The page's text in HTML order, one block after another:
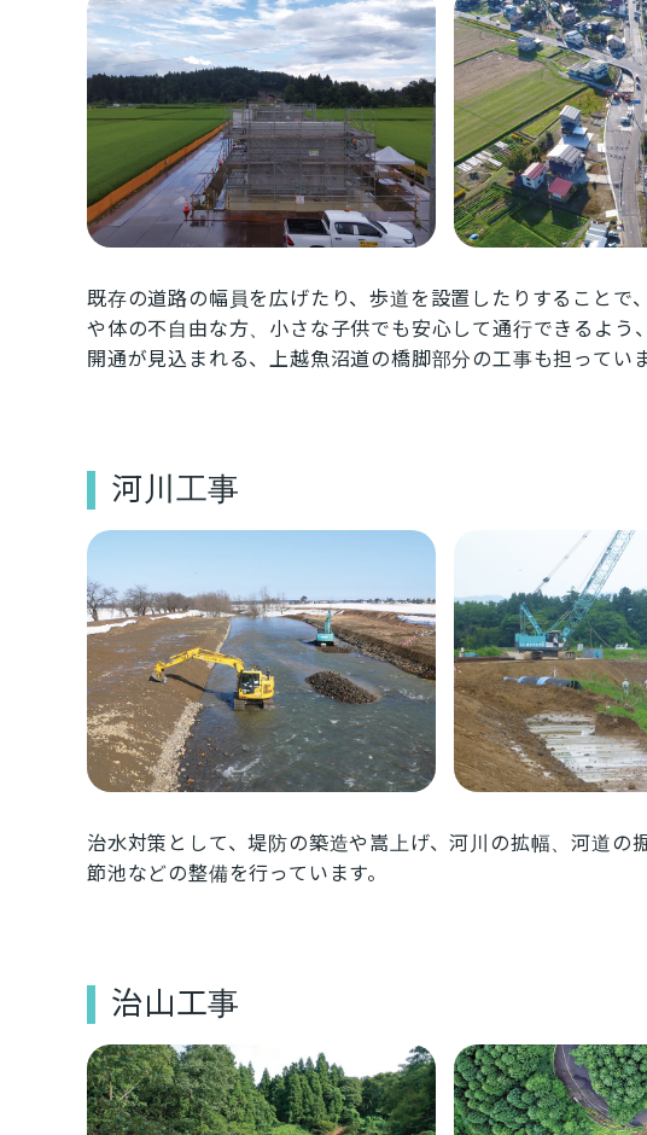
既存の道路の幅員を広げたり、歩道を設置したりすること
や体の不自由な方、小さな子供でも安心して通行できるよう
開通が見込まれる、上越魚沼道の橋脚部分の工事も担っていま
河川工事
治水対策として、堤防の築造や嵩上げ、河川の拡幅、河道
節池などの整備を行っています。
治山工事